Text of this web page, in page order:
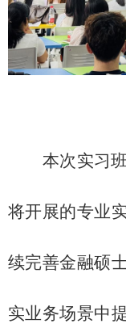
本次实习
将开展的专业
续完善金融硕
实业务场景中